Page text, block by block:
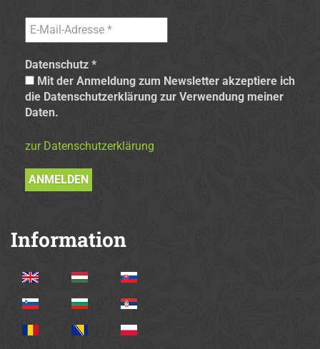
Datenschutz *
Mit der Anmeldung zum Newsletter akzeptiere ich
die Datenschutzerklärung zur Verwendung meiner
Daten.
zur Datenschutzerklärung
Information